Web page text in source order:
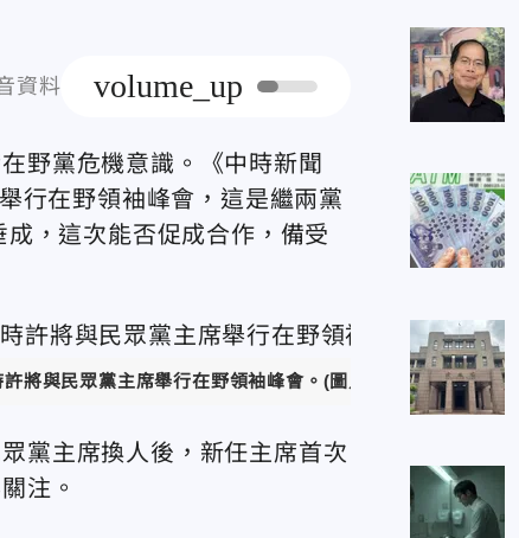
資料 volume_up
野黨危機意識。《中時新聞
行在野領袖峰會，這是繼兩黨
，這次能否促成合作，備受
將與民眾黨主席舉行在野領袖峰會。(圖／中天新聞)
黨主席換人後，新任主席首次
注。